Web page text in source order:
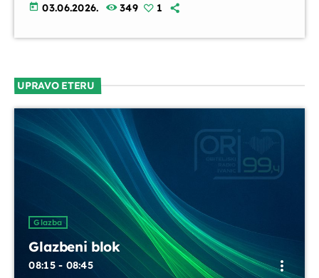
today 03.06.2026. 349 1
UPRAVO ETERU
Glazba
Glazbeni blok
08:15 - 08:45 more_vert